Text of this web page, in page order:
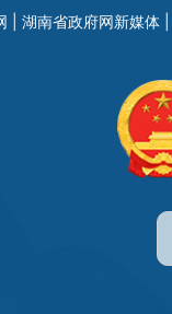
湖南省政府网新媒体